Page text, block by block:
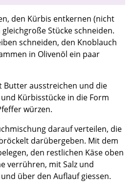
den Kürbis entkernen (nicht
Stücke schneiden.
schneiden, den Knoblauch
in Olivenöl ein paar
Butter ausstreichen und die
Kürbisstücke in die Form
würzen.
darauf verteilen, die
darübergeben. Mit dem
den restlichen Käse oben
verrühren, mit Salz und
über den Auflauf giessen.